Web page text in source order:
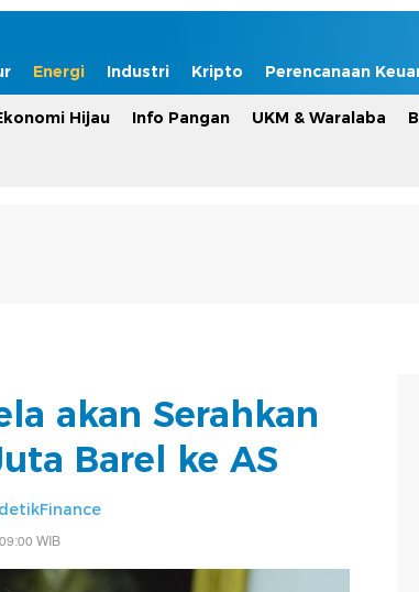
Energi Industri Kripto Perencanaan
Hijau Info Pangan UKM & Waralaba
akan Serahkan
Barel ke AS
detikFinance
WIB